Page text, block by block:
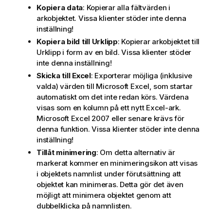
Kopiera data: Kopierar alla fältvärden i
arkobjektet. Vissa klienter stöder inte denna
inställning!
Kopiera bild till Urklipp: Kopierar arkobjektet till
Urklipp i form av en bild. Vissa klienter stöder
inte denna inställning!
Skicka till Excel: Exporterar möjliga (inklusive
valda) värden till Microsoft Excel, som startar
automatiskt om det inte redan körs. Värdena
visas som en kolumn på ett nytt Excel-ark.
Microsoft Excel 2007 eller senare krävs för
denna funktion. Vissa klienter stöder inte denna
inställning!
Tillåt minimering: Om detta alternativ är
markerat kommer en minimeringsikon att visas
i objektets namnlist under förutsättning att
objektet kan minimeras. Detta gör det även
möjligt att minimera objektet genom att
dubbelklicka på namnlisten.